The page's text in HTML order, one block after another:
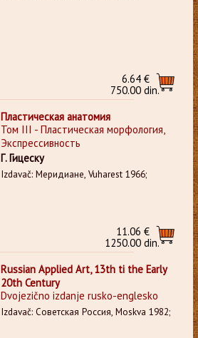
6.64 €
750.00 din.
Пластическая анатомия
Том III - Пластическая морфология,
Экспрессивность
Г. Гицеску
Izdavač: Меридиане, Vuharest 1966;
11.06 €
1250.00 din.
Russian Applied Art, 13th ti the Early
20th Century
Dvojezično izdanje rusko-englesko
Izdavač: Советская Россия, Moskva 1982;